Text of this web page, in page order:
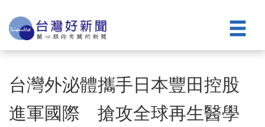
台灣外泌體攜手日本豐田控股
進軍國際 搶攻全球再生醫學